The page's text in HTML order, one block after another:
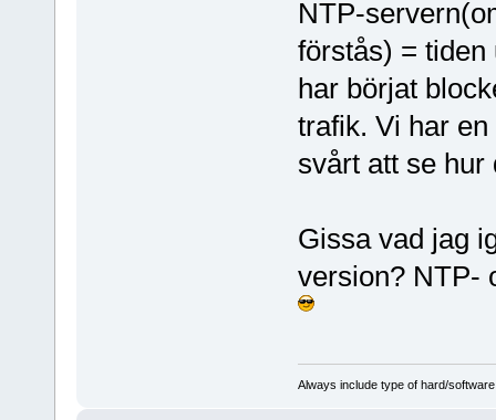
NTP-
förstås) = tiden
har börjat
trafik. Vi har
svårt att se hur
Gissa vad jag
version? NTP-
Always include type of hard/